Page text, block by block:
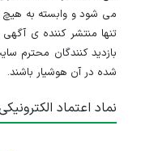
می شود و وابسته به هیچ
تنها منتشر کننده ی
بازدید کنندگان
شده در آن هوشیار باشند.
نماد اعتماد